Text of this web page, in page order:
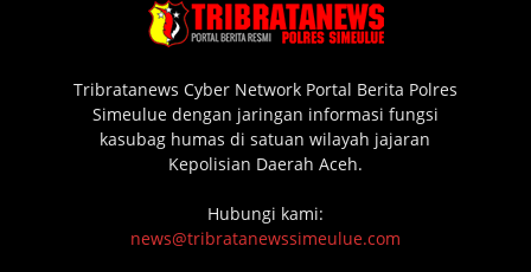
Tribratanews Cyber Network Portal Berita Polres
Simeulue dengan jaringan informasi fungsi
kasubag humas di satuan wilayah jajaran
Kepolisian Daerah Aceh.
Hubungi kami:
news@tribratanewssimeulue.com